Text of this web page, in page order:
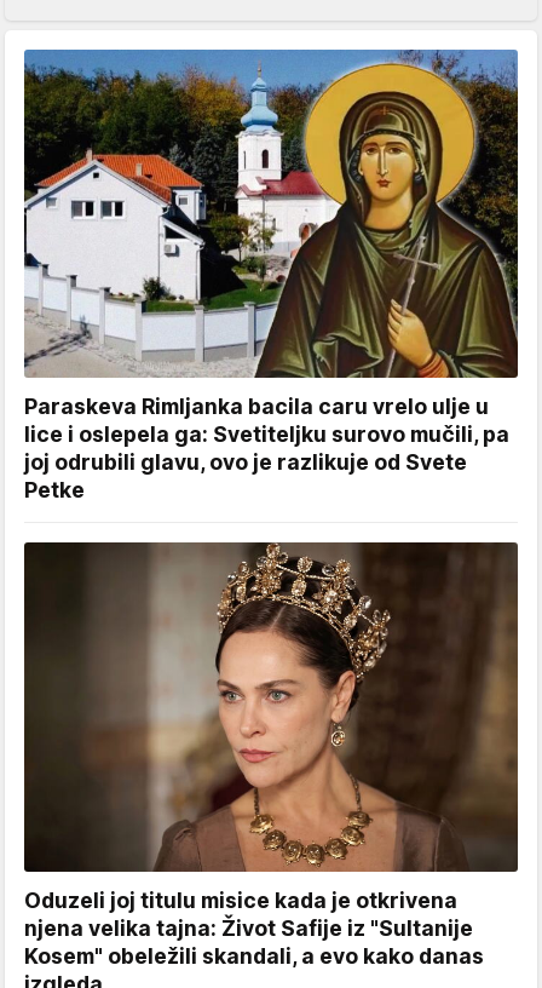
Paraskeva Rimljanka bacila caru vrelo ulje u
lice i oslepela ga: Svetiteljku surovo mučili, pa
joj odrubili glavu, ovo je razlikuje od Svete
Petke
Oduzeli joj titulu misice kada je otkrivena
njena velika tajna: Život Safije iz "Sultanije
Kosem" obeležili skandali, a evo kako danas